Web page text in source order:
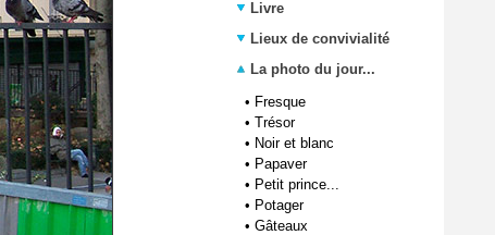
Livre
Lieux de convivialité
La photo du jour...
• Fresque
• Trésor
• Noir et blanc
• Papaver
• Petit prince...
• Potager
• Gâteaux